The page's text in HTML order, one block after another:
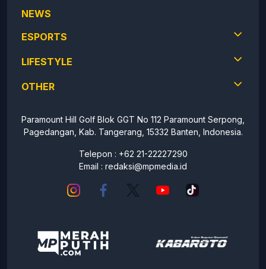
NEWS
ESPORTS
LIFESTYLE
OTHER
Paramount Hill Golf Blok GGT No 112 Paramount Serpong,
Pagedangan, Kab. Tangerang, 15332 Banten, Indonesia.
Telepon : +62 21-22227290
Email : redaksi@mpmedia.id